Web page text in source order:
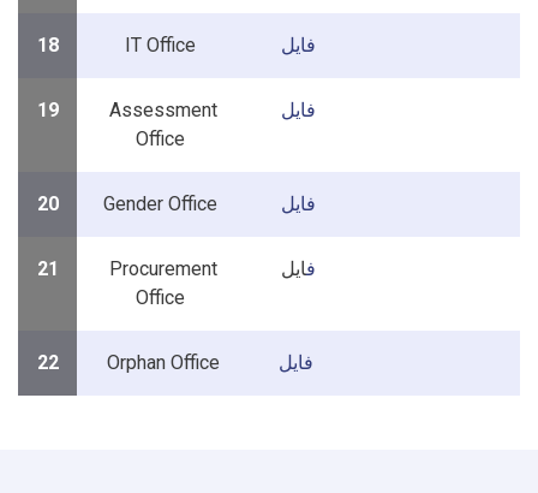
18 IT Office فایل
19
Assessment
Office
فایل
20 Gender Office فایل
21
Procurement
Office
فایل
22 Orphan Office